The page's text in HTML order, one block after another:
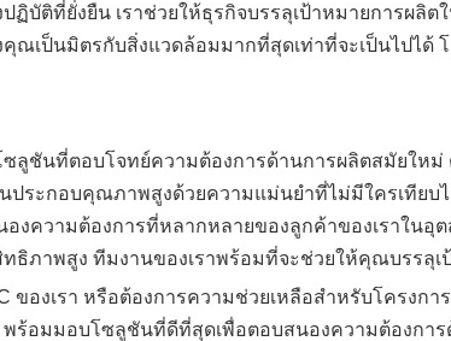
ฏิบัติที่ยั่งยืน เราช่วยให้ธุรกิจบรรลุเป้าหมายการผ
คุณเป็นมิตรกับสิ่งแวดล้อมมากที่สุดเท่าที่จะเป็นไปไ
ซลูชันที่ตอบโจทย์ความต้องการด้านการผลิตสมัยใ
ประกอบคุณภาพสูงด้วยความแม่นยำที่ไม่มีใครเทีย
งความต้องการที่หลากหลายของลูกค้าของเราในอุ
ธิภาพสูง ทีมงานของเราพร้อมที่จะช่วยให้คุณบรรลุเ
ของเรา หรือต้องการความช่วยเหลือสำหรับโครงก
พร้อมมอบโซลูชันที่ดีที่สุดเพื่อตอบสนองความต้อง